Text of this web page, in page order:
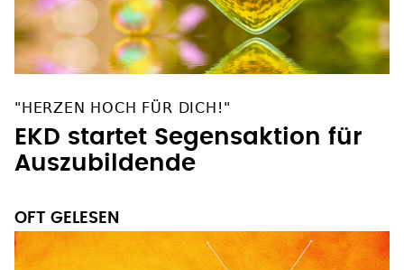
"HERZEN HOCH FÜR DICH!"
EKD startet Segensaktion für
OFT GELESEN